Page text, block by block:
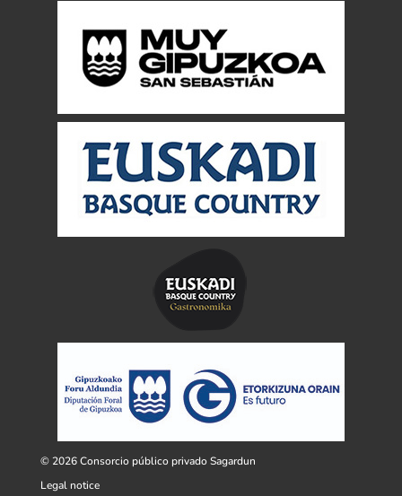
© 2026 Consorcio público privado Sagardun
Legal notice